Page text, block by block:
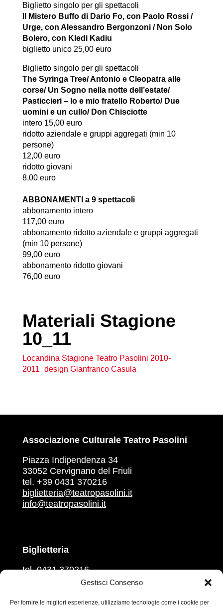
Gestisci Consenso
Per fornire le migliori esperienze, utilizziamo tecnologie come i cookie per
Biglietto singolo per gli spettacoli
Il Mistero Buffo di Dario Fo, con Paolo Rossi /
Urge, con Alessandro Bergonzoni / Non Solo
Bolero, con Kledi Kadiu
biglietto unico 25,00 euro
Biglietto singolo per gli spettacoli
The Syringa Tree/ Antonio e Cleopatra alle
corse/ Un Sogno nella notte dell’estate/
Pasticcieri – Io e mio fratello Roberto/ Due
uomini e un cullo/ Don Chisciotte
intero 15,00 euro
ridotto aziendale e gruppi aggregati (min 10
persone)
12,00 euro
ridotto giovani
8,00 euro
ABBONAMENTI a 9 spettacoli
abbonamento intero
117,00 euro
abbonamento ridotto aziendale e gruppi aggregati
(min 10 persone)
99,00 euro
abbonamento ridotto giovani
76,00 euro
Materiali Stagione
10_11
Locandina Stagione Teatro Pasolini 2010-
2011_design Gianfranco Casula
Associazione Culturale Teatro Pasolini
Piazza Indipendenza 34
33052 Cervignano del Friuli
tel. +39 0431 370216
biglietteria@teatropasolini.it
info@teatropasolini.it
Biglietteria
tel. 0431 370216
martedì, mercoledì, venerdì
giovedì e sabato